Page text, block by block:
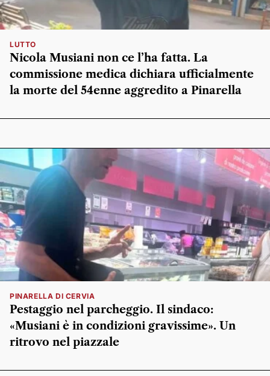
LUTTO
Nicola Musiani non ce l’ha fatta. La
commissione medica dichiara ufficialmente
la morte del 54enne aggredito a Pinarella
PINARELLA DI CERVIA
Pestaggio nel parcheggio. Il sindaco:
«Musiani è in condizioni gravissime». Un
ritrovo nel piazzale